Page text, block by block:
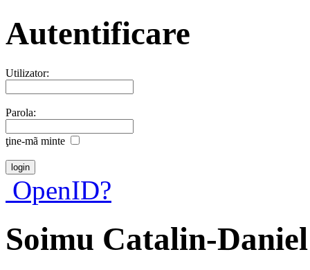
Autentificare
Utilizator:
Parola:
ţine-mã minte
OpenID?
Soimu Catalin-Daniel